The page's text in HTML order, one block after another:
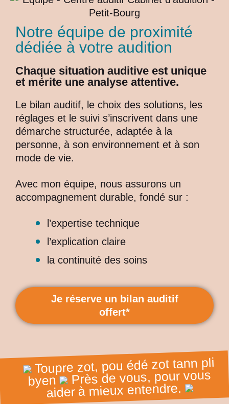
Notre équipe de proximité
dédiée à votre audition
Chaque situation auditive est unique
et mérite une analyse attentive.
Le bilan auditif, le choix des solutions, les
réglages et le suivi s’inscrivent dans une
démarche structurée, adaptée à la
personne, à son environnement et à son
mode de vie.
Avec mon équipe, nous assurons un
accompagnement durable, fondé sur :
l’expertise technique
l’explication claire
la continuité des soins
Je réserve un bilan auditif
offert*
Toupre zot, pou édé zot tann pli
byen Près de vous, pour vous
aider à mieux entendre.